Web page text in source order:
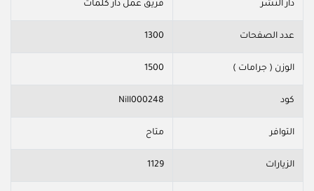
دار النشر فريق عمل دار كلمات
عدد الصفحات 1300
الوزن ( جرامات ) 1500
كود Nill000248
التوافر متاح
الزيارات 1129